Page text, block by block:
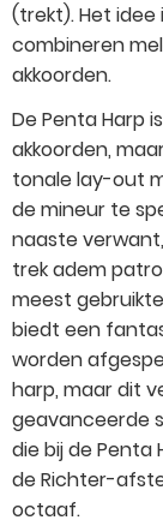
(trekt). Het
combineren
akkoorden.
De Penta Harp
akkoorden,
tonale lay-out
de mineur te
naaste
trek adem
meest
biedt een
worden
harp, maar dit
geavanceerde
die bij de Penta
de Richter-
octaaf.